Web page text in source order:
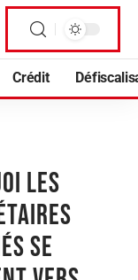
Crédit
les
se